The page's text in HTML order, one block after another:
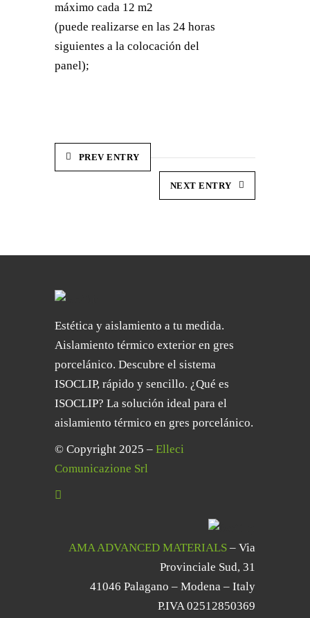
máximo cada 12 m2
(puede realizarse en las 24 horas
siguientes a la colocación del
panel);
PREV ENTRY
NEXT ENTRY
Estética y aislamiento a tu medida.
Aislamiento térmico exterior en gres
porcelánico. Descubre el sistema
ISOCLIP, rápido y sencillo. ¿Qué es
ISOCLIP? La solución ideal para el
aislamiento térmico en gres porcelánico.
© Copyright 2025 – Elleci
Comunicazione Srl
AMA ADVANCED MATERIALS – Via
Provinciale Sud, 31
41046 Palagano – Modena – Italy
P.IVA 02512850369